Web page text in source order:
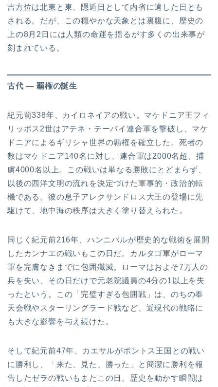
吉方位は北東と東、隠遁日として内省に適した日とも
される。だが、この穏やかな天象とは裏腹に、歴史の
上の8月2日には人類の命運を揺るがす多くの出来事が
刻まれている。
古代 ― 覇権の誕生
紀元前338年、カイロネイアの戦い。マケドニア王フィ
リッポス2世はアテネ・テーバイ連合軍を撃破し、マケ
ドニアによるギリシャ世界の覇権を確立した。死者の
数はマケドニア140名に対し、連合軍は2000名超、捕
虜4000名以上。この戦いは単なる勝敗にとどまらず、
以後の西洋文明の流れを決定づけた軍事的・政治的転
機である。彼の息子アレクサンドロス大王の登場に先
駆けて、地中海の秩序は大きく塗り替えられた。
同じく紀元前216年、ハンニバルが歴史的な戦術を展開
したカンナエの戦いもこの日だ。カルタゴ軍がローマ
軍を完膚なきまでに包囲殲滅。ローマはおよそ7万人の
兵を失い、その日だけで元老院議員の4分の1以上を失
ったという。この「完璧すぎる包囲戦」は、のちの奉
天会戦やスターリングラード戦など、近現代の戦略に
も大きな影響を与え続けた。
そして紀元前47年、カエサルがポントス王国との戦い
に勝利し、「来た、見た、勝った」と簡潔に勝利を報
告したゼラの戦いもまたこの日。歴史を動かす瞬間は